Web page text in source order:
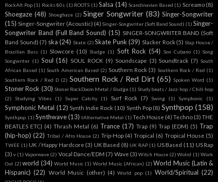
RockAlt Pop (1) Rocks 80s (1) ROOTS (1) Salsa (14) Scandinavian Based (1) Screamo (8)
Shoegaze (48) Shoeghaze (2) Singer Songwriter (83) Singer-Songwriter
(15) Singer-Songwriter (Acoustic) (4) Singer-Songwriter (Soft Band Sound) (1) Singer-
Songwriter Band (Full Band Sound) (15) SINGER-SONGWRITER BAND (Soft
Band Sound) (7) ska (24) Skate (2) Skate Punk (39) Slacker Rock (5) Slap House /
Brazilian Bass (1) Slowcore (10) Sludge (1) Soft Rock (54) Son Cubano (1) Song
Songwriter (1) Soul (16) SOUL ROCK (9) Soundscape (3) Soundtrack (7) South
African Based (1) South American Based (2) Southern Rock (3) Southern Rock / Red (1)
Southern Rock / Red D (2) Southern Rock / Red Dirt (65) Spoken Word (1)
Stoner Rock (30) Stoner RockDoom Metal / Sludge (1) Study beats / Jazz-hop / Chill-hop
(2)
Studying Vibes (1) Super Catchy (1) Surf Rock (7) Swing (1) Symphonic (1)
Symphonic Metal (12) Synth Indie Rock (10) Synth Pop (8) Synthpop (158)
Synthpop. (1) Synthwave (13) tAlternative Metal (1) Tech House (4) Techno (3) THE
BEATLES ETC) (4) Thrash Metal (6) Trance (17) Trap (9) Trap (EDM) (5) Trap
(hip-hop) (22) Tribal / Afro House (2) Trip-Hop (4) Tropical (6) Tropical House (5)
TWEE (1) UK / Happy Hardcore (3) UK Based (8) UK RAP (1) US Based (11) US Rap
(3) v (1) Vaporwave (2) Vocal Dance/EDM (7) Wave (3) Witch House (2) Wolrd (1) Work
Out (2) world (34) World Music (1) World Music (African) (2) World Music (Latin &
Hispanic) (22) World Music (other) (4) World pop (1) World/Spiritual (22)